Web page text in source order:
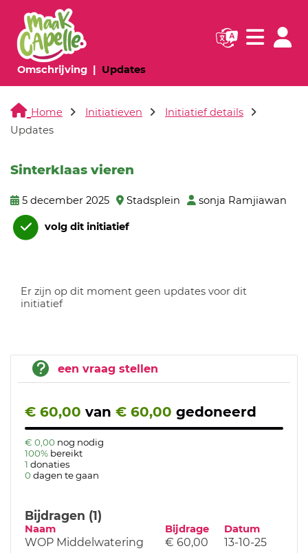
Omschrijving(huidige pagina)
Updates(huidige pagina)
Navigatie
Home Initiatieven
Initiatief details
Updates
Sinterklaas vieren
5 december 2025 Stadsplein sonja Ramjiawan
volg dit initiatief
Er zijn op dit moment geen updates voor dit
initiatief
een vraag stellen
€ 60,00 van € 60,00 gedoneerd
€ 0,00 nog nodig
100% bereikt
1 donaties
0 dagen te gaan
Bijdragen (1)
Naam Bijdrage Datum
WOP Middelwatering € 60,00 13-10-25